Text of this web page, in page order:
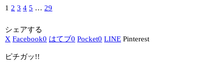
1 2 3 4 5 … 29
シェアする
X Facebook0 はてブ0 Pocket0 LINE Pinterest
ピチガッ!!